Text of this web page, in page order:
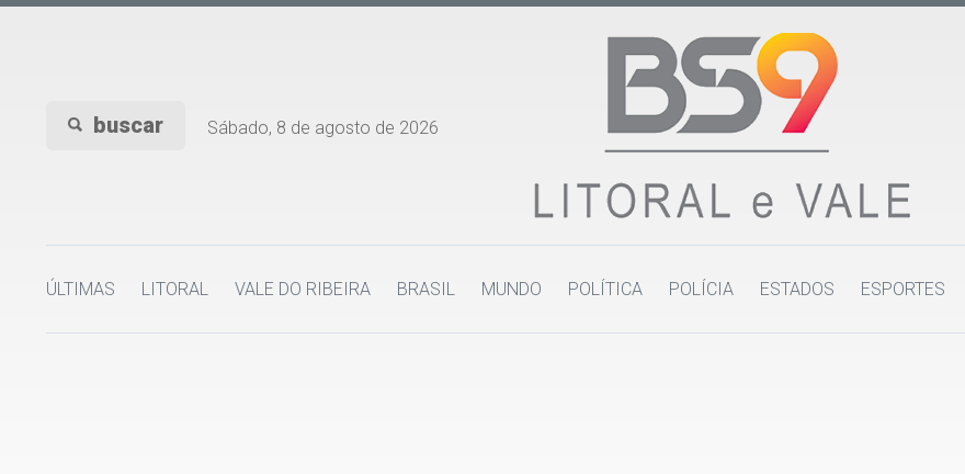
buscar Sábado, 8 de agosto de 2026
ÚLTIMAS LITORAL VALE DO RIBEIRA BRASIL MUNDO POLÍTICA POLÍCIA ESTADOS ESPORTES